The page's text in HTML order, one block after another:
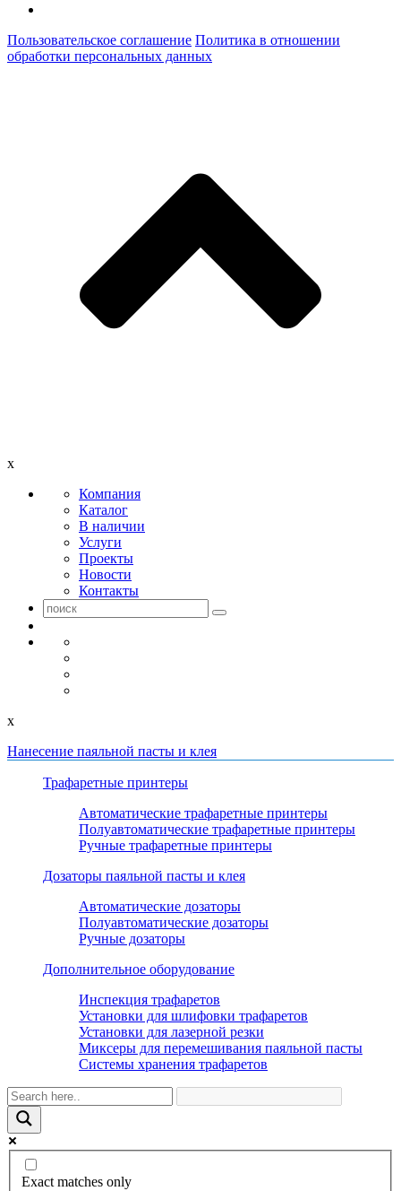
Пользовательское соглашение Политика в отношении
обработки персональных данных
x
Компания
Каталог
В наличии
Услуги
Проекты
Новости
Контакты
x
Нанесение паяльной пасты и клея
Трафаретные принтеры
Автоматические трафаретные принтеры
Полуавтоматические трафаретные принтеры
Ручные трафаретные принтеры
Дозаторы паяльной пасты и клея
Автоматические дозаторы
Полуавтоматические дозаторы
Ручные дозаторы
Дополнительное оборудование
Инспекция трафаретов
Установки для шлифовки трафаретов
Установки для лазерной резки
Миксеры для перемешивания паяльной пасты
Системы хранения трафаретов
Exact matches only